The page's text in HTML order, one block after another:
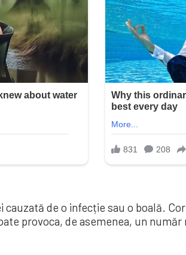
de o infecție sau o boală.
provoca, de asemenea, un